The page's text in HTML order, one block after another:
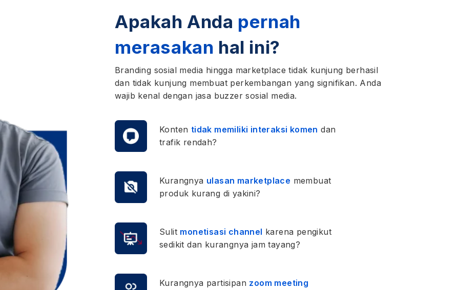
Apakah Anda pernah
merasakan hal ini?
Branding sosial media hingga marketplace tidak kunjung berhasil
dan tidak kunjung membuat perkembangan yang signifikan. Anda
wajib kenal dengan jasa buzzer sosial media.
Konten tidak memiliki interaksi komen dan
trafik rendah?
Kurangnya ulasan marketplace membuat
produk kurang di yakini?
Sulit monetisasi channel karena pengikut
sedikit dan kurangnya jam tayang?
Kurangnya partisipan zoom meeting